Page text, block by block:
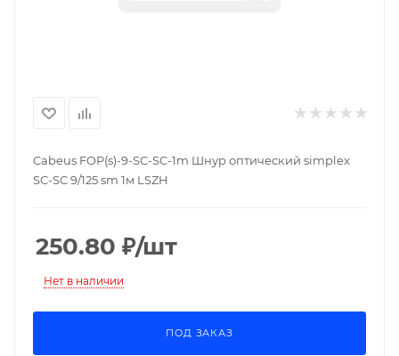
Cabeus FOP(s)-9-SC-SC-1m Шнур оптический simplex
SC-SC 9/125 sm 1м LSZH
250.80 ₽/шт
Нет в наличии
ПОД ЗАКАЗ